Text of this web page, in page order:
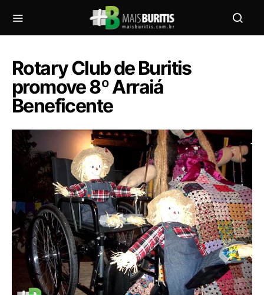
Rotary Club de Buritis
promove 8º Arraiá
Beneficente